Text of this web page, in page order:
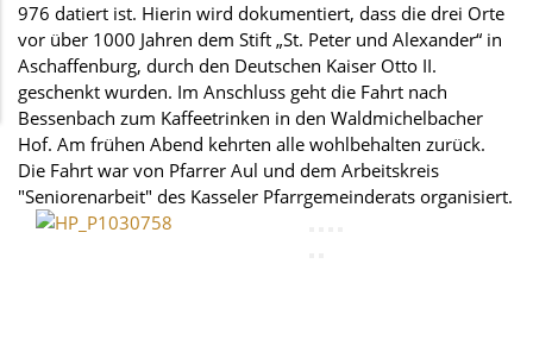
976 datiert ist. Hierin wird dokumentiert, dass die drei Orte
vor über 1000 Jahren dem Stift „St. Peter und Alexander“ in
Aschaffenburg, durch den Deutschen Kaiser Otto II.
geschenkt wurden. Im Anschluss geht die Fahrt nach
Bessenbach zum Kaffeetrinken in den Waldmichelbacher
Hof. Am frühen Abend kehrten alle wohlbehalten zurück.
Die Fahrt war von Pfarrer Aul und dem Arbeitskreis
"Seniorenarbeit" des Kasseler Pfarrgemeinderats organisiert.